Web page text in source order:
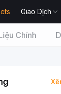
Giao Dịch
Chính